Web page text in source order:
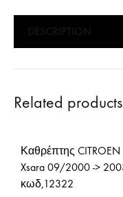
DESCRIPTION
Related products
Καθρέπτης CITROEN
Xsara 09/2000 ->
κωδ,12322